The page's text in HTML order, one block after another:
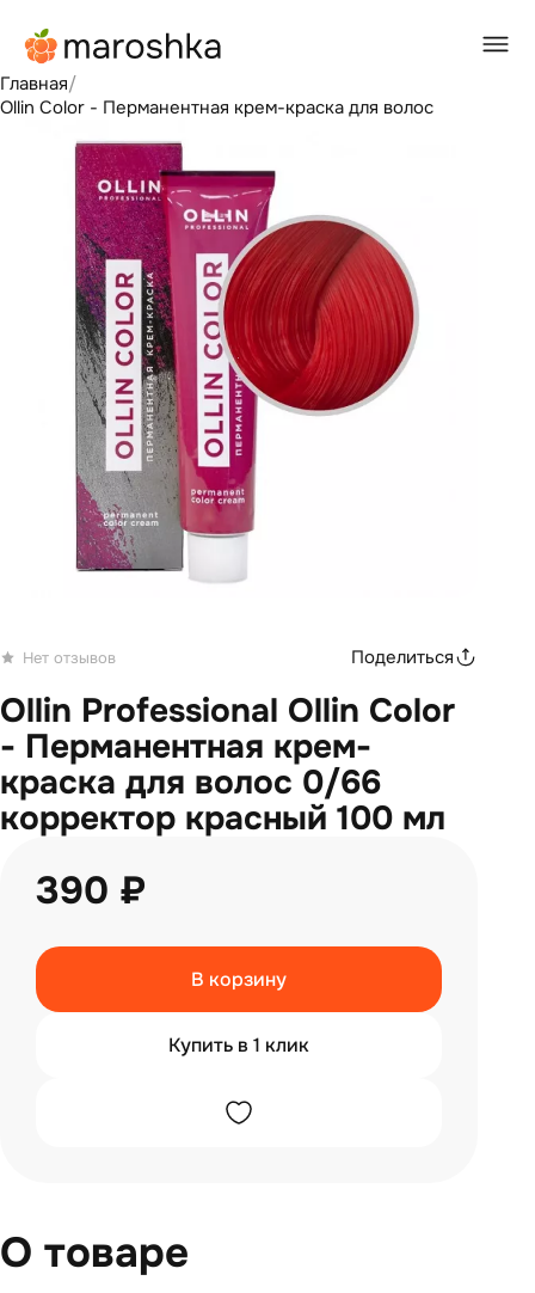
Главная/
Ollin Color - Перманентная крем-краска для волос
Нет отзывов Поделиться
Ollin Professional Ollin Color
- Перманентная крем-
краска для волос 0/66
корректор красный 100 мл
390 ₽
В корзину
Купить в 1 клик
О товаре